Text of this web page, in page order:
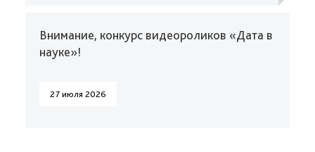
Внимание, конкурс видеороликов «Дата в
науке»!
27 июля 2026